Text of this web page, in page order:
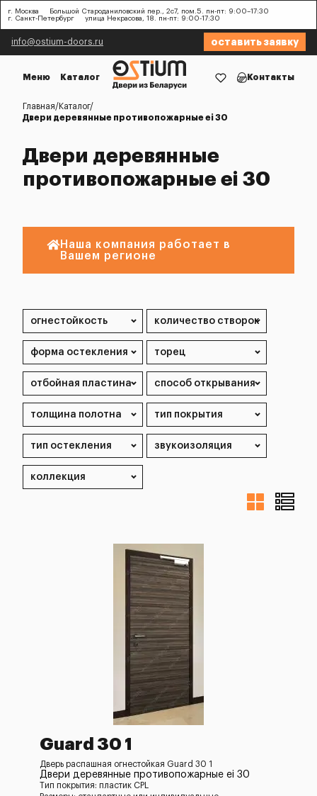
г. Москва
Большой Староданиловский пер., 2с7, пом.5. пн-пт: 9:00–17:30
г. Санкт-Петербург
улица Некрасова, 18. пн-пт: 9:00-17:30
info@ostium-doors.ru оставить заявку
Меню Каталог Контакты
Главная
Каталог
Двери деревянные противопожарные ei 30
Двери деревянные
противопожарные ei 30
Наша компания работает в
Вашем регионе
Guard 30 1
Дверь распашная огнестойкая Guard 30 1
Двери деревянные противопожарные ei 30
Тип покрытия: пластик CPL